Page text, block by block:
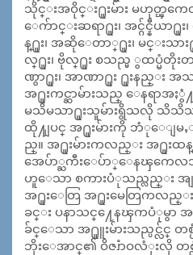
သိုင္းအဝိုင္း႐ူးမ်ား မဟုတ္ၾကေ
ေက်ာင္းဆရာ႐ူး၊ အင္ဂ်င္နီယာ႐ူ
န္႐ူး၊ အဆိုေတာ္႐ူး၊ မင္းသား႐ူ
လ္႐ူး၊ ဗိုလ္႐ူး စသည္မ ွထပ္မံတိုးတ
ဏွာ႐ူး၊ အာဏာ႐ူး ႐ူးနည္း
အ႐ူးကင္ဆာမ်ားသည္ ေနရာအ
မသိမသာ႐ူးသူမ်ားရွိသလို သိသိ
ထို႔ျပင္ အ႐ူးမ်ားကို ဘံုေျ
ည္။ အ႐ူးမ်ားကလည္း အ႐ူး
အေပ်ာ္ႀကီးေပ်ာ္ေနၾကေလ
ဟူေသာ စကားပံုသည္လည္း အ
အ႐ူးေတြ အ႐ူးမေတြကလည္း
ခင္း ပနာသင္႔ေနၾကပံုမွာ
ခ်င္ေသာ အ႐ူူးမ်ားသည္ပင္လ်င္ တ
ဘိုးေအာင္၏ ဝိဇၨာဝလံုးလို တ